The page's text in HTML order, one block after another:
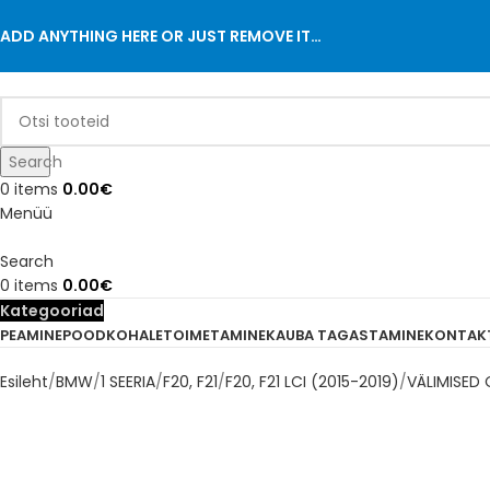
ADD ANYTHING HERE OR JUST REMOVE IT…
Search
0 items 0.00€
Menüü
Search
0 items 0.00€
Kategooriad
PEAMINEPOODKOHALETOIMETAMINEKAUBA TAGASTAMINE
Esileht BMW 1 SEERIA F20, F21 F20, F21 LCI (2015-2019) VÄLIMISED